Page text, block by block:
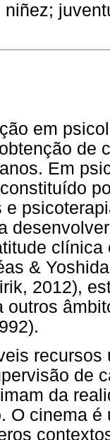
niñez;
em
de
Em
e
&
2012),
outros
de
da
O cinema